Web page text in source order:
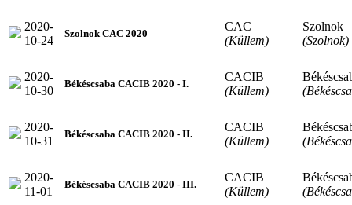
2020-
10-24
Szolnok CAC 2020
CAC
(Küllem)
Szolnok
(Szolnok)
2020-
10-30
Békéscsaba CACIB 2020 - I.
CACIB
(Küllem)
2020-
10-31
Békéscsaba CACIB 2020 - II.
CACIB
(Küllem)
2020-
11-01
Békéscsaba CACIB 2020 - III.
CACIB
(Küllem)